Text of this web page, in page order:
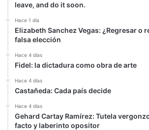
leave, and do it soon.
Hace 1 día
Elizabeth Sanchez Vegas: ¿Regresar o
falsa elección
Hace 4 días
Fidel: la dictadura como obra de arte
Hace 4 días
Castañeda: Cada país decide
Hace 4 días
Gehard Cartay Ramírez: Tutela
facto y laberinto opositor